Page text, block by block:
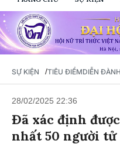
SỰ KIỆN /TIÊU ĐIỂMDIỄN ĐÀN
28/02/2025 22:36
Đã xác định
nhất 50 người tử